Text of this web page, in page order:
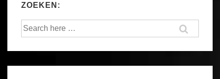
ZOEKEN:
Search